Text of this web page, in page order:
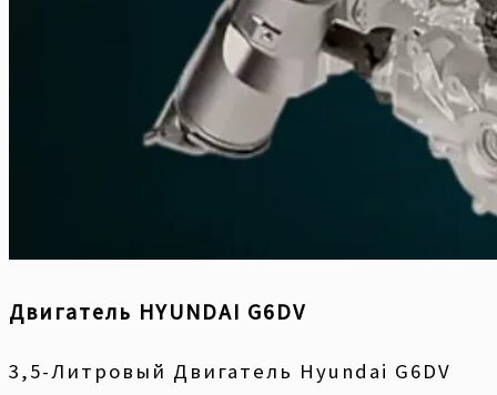
Двигатель HYUNDAI G6DV
3,5-Литровый Двигатель Hyundai G6DV